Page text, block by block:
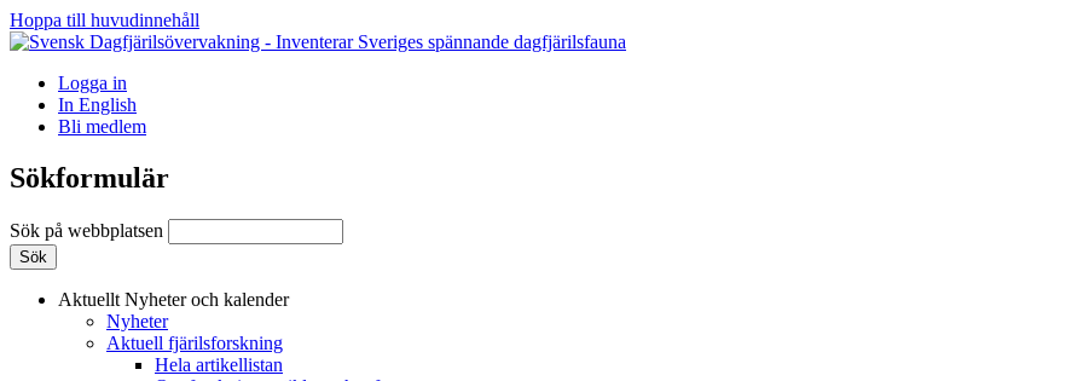
Hoppa till huvudinnehåll
Logga in
In English
Bli medlem
Sökformulär
Sök på webbplatsen
Aktuellt Nyheter och kalender
Nyheter
Aktuell fjärilsforskning
Hela artikellistan